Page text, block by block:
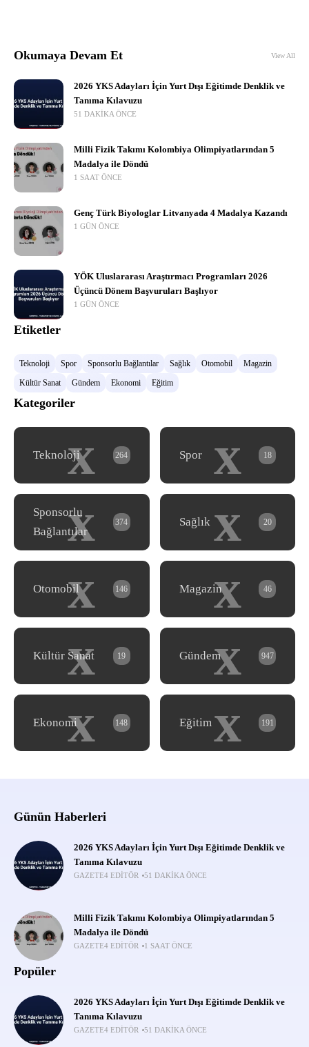
Okumaya Devam Et View All
2026 YKS Adayları İçin Yurt Dışı Eğitimde Denklik ve
Tanıma Kılavuzu
51 DAKIKA ÖNCE
Milli Fizik Takımı Kolombiya Olimpiyatlarından 5
Madalya ile Döndü
1 SAAT ÖNCE
Genç Türk Biyologlar Litvanyada 4 Madalya Kazandı
1 GÜN ÖNCE
YÖK Uluslararası Araştırmacı Programları 2026
Üçüncü Dönem Başvuruları Başlıyor
1 GÜN ÖNCE
Etiketler
Teknoloji Spor Sponsorlu Bağlantılar Sağlık Otomobil
Magazin
Kültür Sanat
Gündem Ekonomi Eğitim
Kategoriler
x
Teknoloji 264 x
Spor 18
x
Sponsorlu
Bağlantılar
374 x
Sağlık 20
x
Otomobil 146 x
Magazin 46
x
Kültür Sanat 19 x
Gündem 947
x
Ekonomi 148 x
Eğitim 191
Günün Haberleri
2026 YKS Adayları İçin Yurt Dışı Eğitimde Denklik ve
Tanıma Kılavuzu
GAZETE4 EDITÖR 51 DAKIKA ÖNCE
Milli Fizik Takımı Kolombiya Olimpiyatlarından 5
Madalya ile Döndü
GAZETE4 EDITÖR 1 SAAT ÖNCE
Popüler
2026 YKS Adayları İçin Yurt Dışı Eğitimde Denklik ve
Tanıma Kılavuzu
GAZETE4 EDITÖR 51 DAKIKA ÖNCE